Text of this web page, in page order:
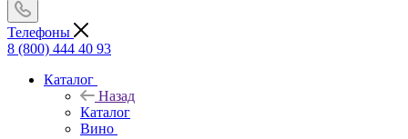
Телефоны
8 (800) 444 40 93
Каталог
Назад
Каталог
Вино